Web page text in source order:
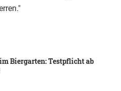
Biergarten: Testpflicht ab